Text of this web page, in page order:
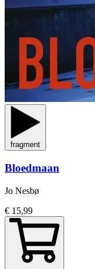
fragment
Bloedmaan
Jo Nesbø
€ 15,99